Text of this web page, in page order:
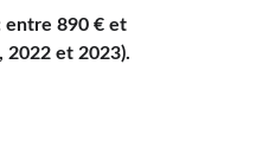
entre 890 € et
2022 et 2023).